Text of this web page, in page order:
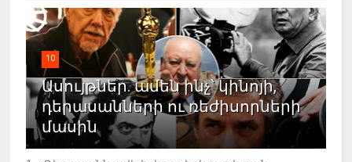
10
Ասույթներ. ամեն ինչ՝ կինոյի,
դերասանների ու ռեժիսորների
մասին